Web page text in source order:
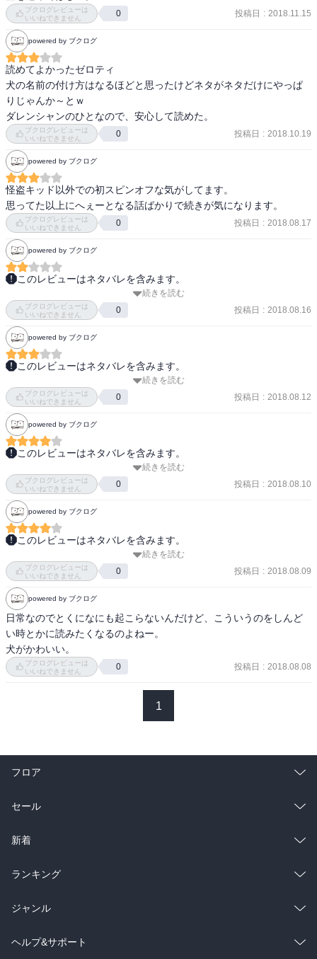
妃先生は小五郎のようなカスにベタ惚れなのが最大の欠点なんだよ
な。
基本的に本編に準じてるけど、ハロは本編に出るんだろうか？
そして、本編でも出てきたけど、安室の初恋の人が灰原の母……。
あの二人、腹割って話したら色々分かることがありそう。
ブクログレビューは
いいねできません
0 投稿日 : 2018.11.15
powered by ブクログ
読めてよかったゼロティ
犬の名前の付け方はなるほどと思ったけどネタがネタだけにやっぱ
りじゃんか～とｗ
ダレンシャンのひとなので、安心して読めた。
ブクログレビューは
いいねできません
0 投稿日 : 2018.10.19
powered by ブクログ
怪盗キッド以外での初スピンオフな気がしてます。
思ってた以上にへぇーとなる話ばかりで続きが気になります。
ブクログレビューは
いいねできません
0 投稿日 : 2018.08.17
powered by ブクログ
このレビューはネタバレを含みます。
スピンオフ系の漫画は買わへんけど、コナンがしばらく発売されへ
んのと、安室さんが嫌いじゃないので、本屋で見て即買いしたけ
ど、、、
内容が薄すぎる、、、、通常のコナンより高いのに、、、
期待度が高かったせいもあるけど、かなり残念。
コナンということで☆1つプラスにしたけど、ほんま☆１つやわ(;_;)
続きを読む
ブクログレビューは
いいねできません
0 投稿日 : 2018.08.16
powered by ブクログ
このレビューはネタバレを含みます。
作者監修の安室透が主人公の公式スピオフ！
TIME.1　三足の草鞋
TIME.2　It's a piece of cake
TIME.3　眠くない…
TIME.4　特製カラスミパスタ
TIME.5　君も…
TIME.6　舌をかまないように
TIME.7　眠れないんですか？
TIME.8　綺麗にしてやるよ
TIME.9　いけないよ
TIME.10　決めた
青山剛昌秘蔵ネーム＋α
次回は、風見と一緒にバータイム
続きを読む
ブクログレビューは
いいねできません
0 投稿日 : 2018.08.12
powered by ブクログ
このレビューはネタバレを含みます。
トリプルフェイスの男の日常！ニヤニヤしながら読んでました(笑)。
事件とかなくても、できるオトコなのね～(笑)
完全監修だけあって、イラストに違和感がなく、好印象。私的にこ
ういうの好きなので、全然おっけ～(笑)
続きを読む
ブクログレビューは
いいねできません
0 投稿日 : 2018.08.10
powered by ブクログ
このレビューはネタバレを含みます。
帯の縦幅が広くて何事かと思ったら表紙がトリプルフェイスだっ
た。なるほど。
TIME3のおまけ？が好き。例えはないんですね。笑
続きを読む
ブクログレビューは
いいねできません
0 投稿日 : 2018.08.09
powered by ブクログ
日常なのでとくになにも起こらないんだけど、こういうのをしんど
い時とかに読みたくなるのよねー。
犬がかわいい。
ブクログレビューは
いいねできません
0 投稿日 : 2018.08.08
1
フロア
総合
ラノベ
雑誌・グラビア
BL・TL
セール
総合
ラノベ
雑誌・グラビア
BL・TL
新着
総合
ラノベ
雑誌・グラビア
ランキング
総合
ラノベ
ジャンル
コミック
ヘルプ&サポート